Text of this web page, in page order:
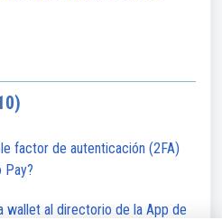
factor de autenticación (2FA)
Pay?
wallet al directorio de la App de